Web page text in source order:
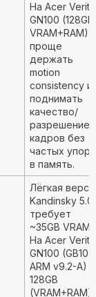
На Acer
GN100 (128GB
VRAM+RAM)
проще
держать
motion
consistency и
поднимать
качество/
разрешение
кадров без
частых
в память.
Лёгкая
Kandinsky 5.0;
требует
~35GB VRAM.
На Acer
GN100 (GB10,
ARM v9.2-A) с
128GB
(VRAM+RAM)